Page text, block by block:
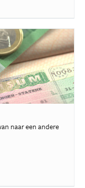
naar een andere